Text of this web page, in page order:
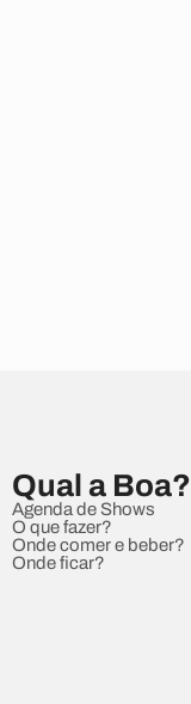
Qual a Boa?
Agenda de Shows
O que fazer?
Onde comer e beber?
Onde ficar?